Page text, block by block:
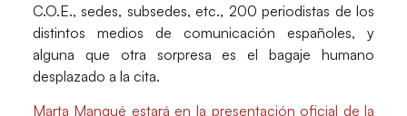
C.O.E., sedes, subsedes, etc., 200 periodistas de los
distintos medios de comunicación españoles, y
alguna que otra sorpresa es el bagaje humano
desplazado a la cita.
Marta Mangué estará en la presentación oficial de la